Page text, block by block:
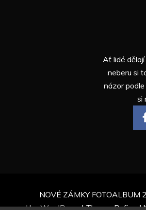
Ať lidé
neberu si
názor
si
NOVÉ ZÁMKY FOTOALBUM
by WordPress|Theme: Refined